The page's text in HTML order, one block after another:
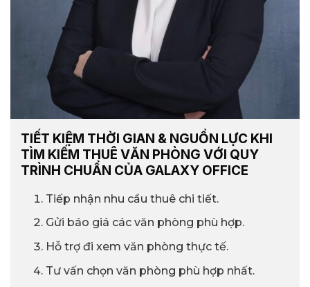
TIẾT KIỆM THỜI GIAN & NGUỒN LỰC KHI
TÌM KIẾM THUÊ VĂN PHÒNG VỚI QUY
TRÌNH CHUẨN CỦA GALAXY OFFICE
Tiếp nhận nhu cầu thuê chi tiết.
Gửi báo giá các văn phòng phù hợp.
Hỗ trợ đi xem văn phòng thực tế.
Tư vấn chọn văn phòng phù hợp nhất.